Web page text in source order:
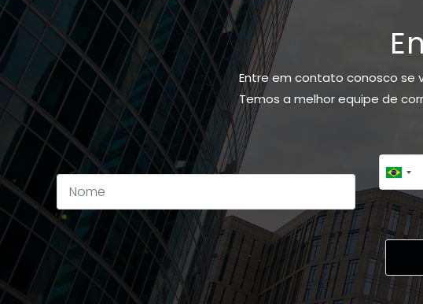
Entre em contato conosco se
Temos a melhor equipe de
Brazil
+55